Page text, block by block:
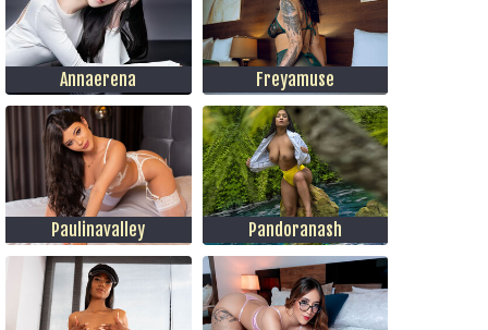
Annaerena Freyamuse
Paulinavalley Pandoranash